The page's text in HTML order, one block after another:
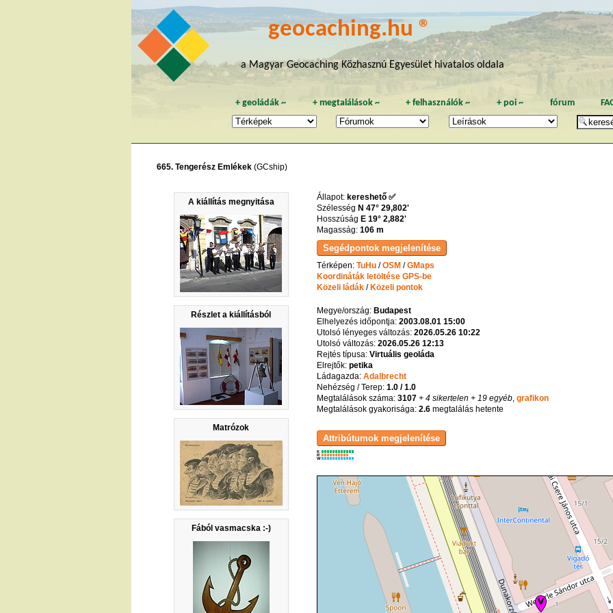
geocaching.hu ®
a Magyar Geocaching Közhasznú Egyesület hivatalos oldala
+geoládák ~ + megtalálások~ +felhasználók ~ + poi~ fórum
665. Tengerész Emlékek (GCship)
A kiállítás megnyitása
Részlet a kiállításból
Matrózok
Fából vasmacska :-)
Állapot: kereshető ✅
Szélesség N 47° 29,802'
Hosszúság E 19° 2,882'
Magasság: 106 m
Térképen: TuHu/OSM/GMaps
Koordináták letöltése GPS-be
Közeli ládák/Közeli pontok
Megye/ország: Budapest
Elhelyezés időpontja: 2003.08.01 15:00
Utolsó lényeges változás: 2026.05.26 10:22
Utolsó változás: 2026.05.26 12:13
Rejtés típusa: Virtuális geoláda
Elrejtők: petika
Ládagazda: Adalbrecht
Nehézség / Terep: 1.0 / 1.0
Megtalálások száma: 3107+ 4 sikertelen + 19 egyéb, grafikon
Megtalálások gyakorisága: 2.6megtalálás hetente
K
R
W